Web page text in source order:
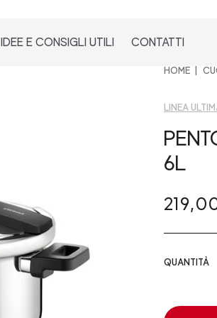
IDEE E CONSIGLI UTILI CONTATTI
HOME
LINEA
6L
QUANTITÀ